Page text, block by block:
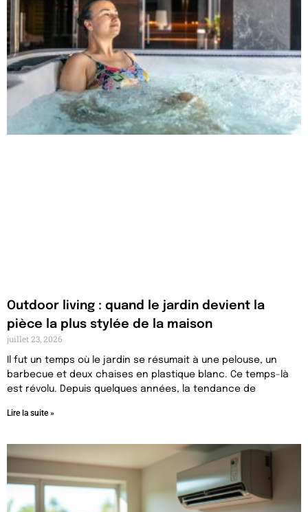
Outdoor living : quand le jardin devient la
pièce la plus stylée de la maison
juillet 23, 2026
Il fut un temps où le jardin se résumait à une pelouse, un
barbecue et deux chaises en plastique blanc. Ce temps-là
est révolu. Depuis quelques années, la tendance de
Lire la suite »